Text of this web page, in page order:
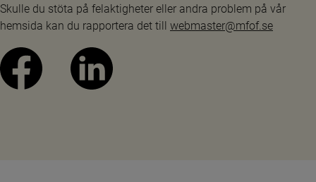
Skulle du stöta på felaktigheter eller andra problem på vår
hemsida kan du rapportera det till webmaster@mfof.se